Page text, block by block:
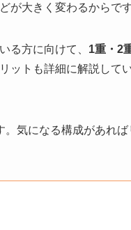
が大きく変わるからです
る方に向けて、 1重・2
ットも詳細に解説して
気になる構成があれば